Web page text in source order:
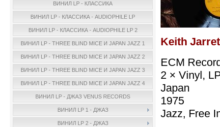
ВИНИЛ LP - КЛАССИКА
ВИНИЛ LP - КЛАССИКА - AUDIOPHILE LP
ВИНИЛ LP - КЛАССИКА - AUDIOPHILE LP 2
ВИНИЛ LP - THREE BLIND MICE И JAPAN JAZZ 1
ВИНИЛ LP - THREE BLIND MICE И JAPAN JAZZ 2
ВИНИЛ LP - THREE BLIND MICE И JAPAN JAZZ 3
ВИНИЛ LP - THREE BLIND MICE И JAPAN JAZZ 4
ВИНИЛ LP - ДЖАЗ VENUS RECORDS
ВИНИЛ LP 1 - ДЖАЗ
ВИНИЛ LP 2 - ДЖАЗ
Keith
ECM
2 × Vinyl,
Japan
1975
Jazz, Free